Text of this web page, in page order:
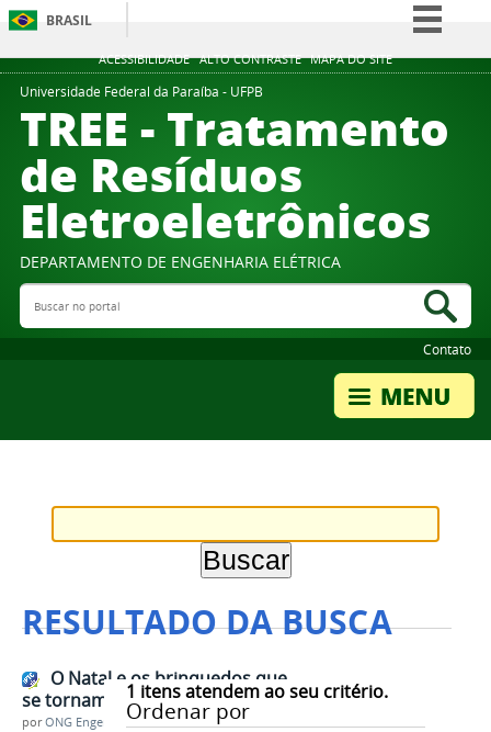
ACESSIBILIDADE ALTO CONTRASTE MAPA DO SITE
BRASIL
Simplifique!
Participe
Canais
Universidade Federal da Paraíba - UFPB
TREE - Tratamento
de Resíduos
Eletroeletrônicos
DEPARTAMENTO DE ENGENHARIA ELÉTRICA
Buscar no portal
Contato
RESULTADO DA BUSCA
1 itens atendem ao seu critério.
Ordenar por
O Natal e os brinquedos que
se tornam Resíduos
porONG Engenheiros Sem Fronteiras (Núcleo